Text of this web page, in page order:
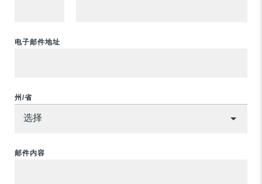
电子邮件地址
州/省
邮件内容